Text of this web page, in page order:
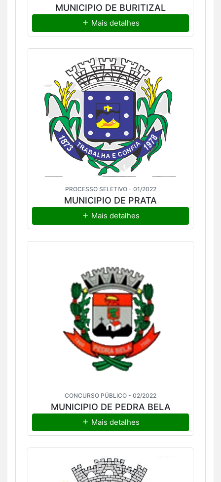
MUNICIPIO DE BURITIZAL
Mais detalhes
PROCESSO SELETIVO - 01/2022
MUNICIPIO DE PRATA
Mais detalhes
CONCURSO PÚBLICO - 02/2022
MUNICIPIO DE PEDRA BELA
Mais detalhes